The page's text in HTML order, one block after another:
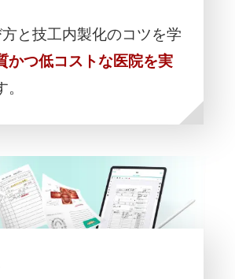
と技工内製化のコツを学
かつ低コストな医院を実